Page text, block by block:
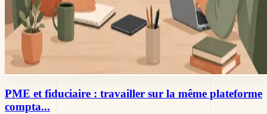
PME et fiduciaire : travailler sur la même plateforme
compta...